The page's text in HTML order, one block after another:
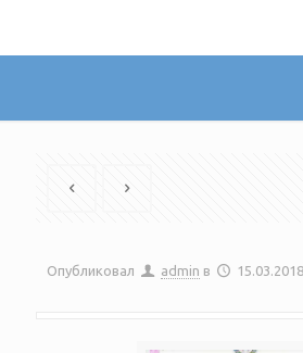
Опубликовал admin в 15.03.2018